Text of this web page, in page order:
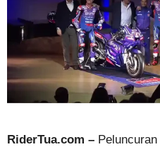
RiderTua.com –